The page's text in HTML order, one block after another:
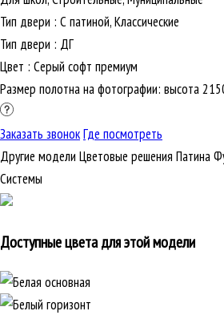
Тип двери : С патиной, Классические
Тип двери : ДГ
Цвет : Серый софт премиум
Размер полотна на фотографии: высота
Заказать звонокГде посмотреть
Другие модели Цветовые решения Патина
Cистемы
Доступные цвета для этой модели